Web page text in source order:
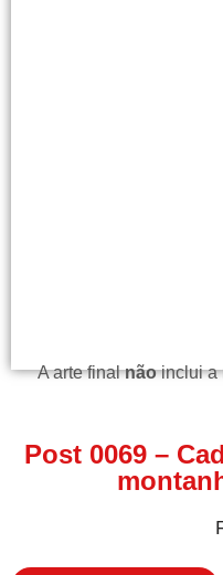
A arte finalnãoinclui a
Post 0069 –